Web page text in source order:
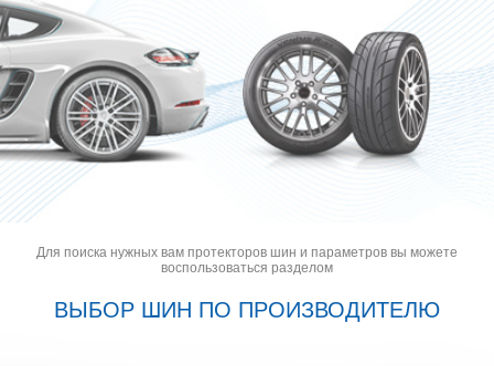
Для поиска нужных вам протекторов шин и параметров вы можете
воспользоваться разделом
ВЫБОР ШИН ПО ПРОИЗВОДИТЕЛЮ